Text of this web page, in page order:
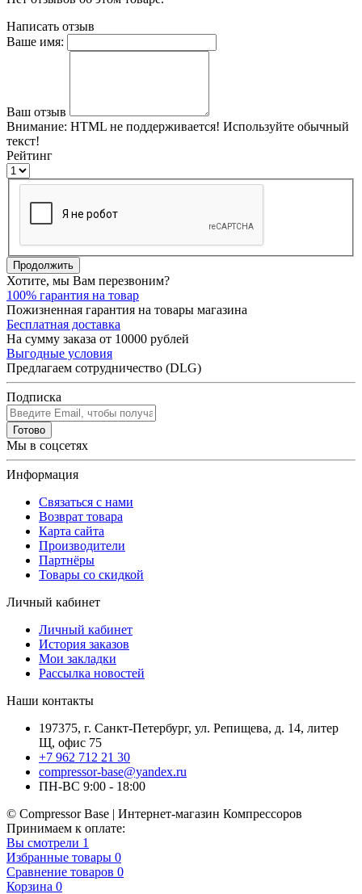
Написать отзыв
Ваше имя:
Ваш отзыв
Внимание: HTML не поддерживается! Используйте обычный
текст!
Рейтинг
Продолжить
Хотите, мы Вам перезвоним?
100% гарантия на товар
Пожизненная гарантия на товары магазина
Бесплатная доставка
На сумму заказа от 10000 рублей
Выгодные условия
Предлагаем сотрудничество (DLG)
Подписка
Готово
Мы в соцсетях
Информация
Связаться с нами
Возврат товара
Карта сайта
Производители
Партнёры
Товары со скидкой
Личный кабинет
Личный кабинет
История заказов
Мои закладки
Рассылка новостей
Наши контакты
197375, г. Санкт-Петербург, ул. Репищева, д. 14, литер
Щ, офис 75
+7 962 712 21 30
compressor-base@yandex.ru
ПН-ВС 9:00 - 18:00
© Compressor Base | Интернет-магазин Компрессоров
Принимаем к оплате:
Вы смотрели 1
Избранные товары 0
Сравнение товаров 0
Корзина 0